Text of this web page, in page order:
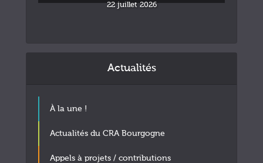
22 juillet 2026
Actualités
À la une !
Actualités du CRA Bourgogne
Appels à projets / contributions